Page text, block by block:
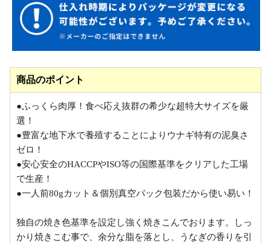
商品のポイント
●ふっくら肉厚！食べ応え抜群の希少な超特大サイズを厳
選！
●豊富な地下水で養殖することによりウナギ特有の泥臭さ
ゼロ！
●安心安全のHACCPやISO等の国際基準をクリアした工場
で生産！
●一人前80gカット＆個別真空パック包装だから使い易い！
独自の焼き色基準を設定し強く焼きこんでおります。しっ
かり焼きこむ事で、余分な脂を落とし、うなぎの香りを引